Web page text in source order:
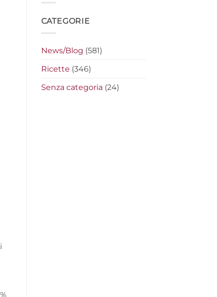
e
famiglia
CATEGORIE
News/Blog (581)
Ricette (346)
Senza categoria (24)